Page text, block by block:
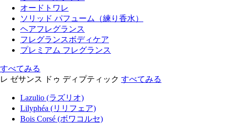
オードトワレ
ソリッド パフューム（練り香水）
ヘアフレグランス
フレグランスボディケア
プレミアム フレグランス
すべてみる
レ ゼサンス ドゥ ディプティック すべてみる
Lazulio (ラズリオ)
Lilyphéa (リリフェア)
Bois Corsé (ボワコルセ)